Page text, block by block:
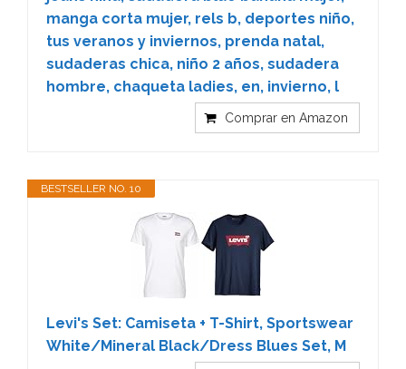
manga corta mujer, rels b, deportes niño,
tus veranos y inviernos, prenda natal,
sudaderas chica, niño 2 años, sudadera
hombre, chaqueta ladies, en, invierno, l
Comprar en Amazon
BESTSELLER NO. 10
Levi's Set: Camiseta + T-Shirt, Sportswear
White/Mineral Black/Dress Blues Set, M